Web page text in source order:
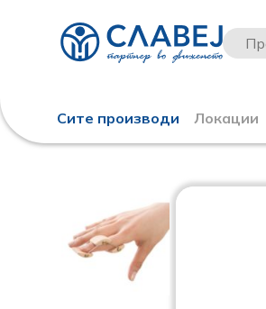
Сите производи Локации